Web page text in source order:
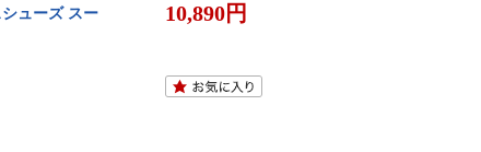
ューズ スー
10,890円